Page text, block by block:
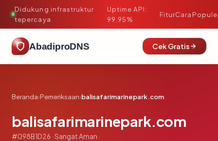
Didukung infrastruktur
tepercaya
·
Uptime API:
99.95%
FiturCara
AbadiproDNS Cek Gratis
Beranda›Pemeriksaan›balisafarimarinepark.com
balisafarimarinepark.com
#098B1D26 · Sangat Aman